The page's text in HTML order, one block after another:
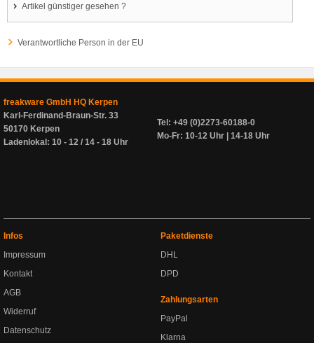
Artikel günstiger gesehen ?
Verantwortliche Person in der EU
freakware GmbH HQ Kerpen
Karl-Ferdinand-Braun-Str. 33
50170 Kerpen
Ladenlokal: 10 - 12 / 14 - 18 Uhr
Tel: +49 (0)2273-60188-0
Mo-Fr: 10-12 Uhr | 14-18 Uhr
Infos
Impressum
Kontakt
AGB
Widerruf
Datenschutz
Paketdienste
DHL
DPD
Zahlungsarten
PayPal
Klarna